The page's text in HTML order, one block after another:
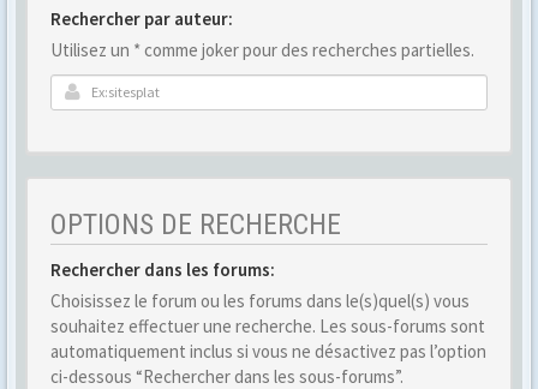
Rechercher par auteur:
Utilisez un * comme joker pour des recherches partielles.
OPTIONS DE RECHERCHE
Rechercher dans les forums:
Choisissez le forum ou les forums dans le(s)quel(s) vous
souhaitez effectuer une recherche. Les sous-forums sont
automatiquement inclus si vous ne désactivez pas l’option
ci-dessous “Rechercher dans les sous-forums”.